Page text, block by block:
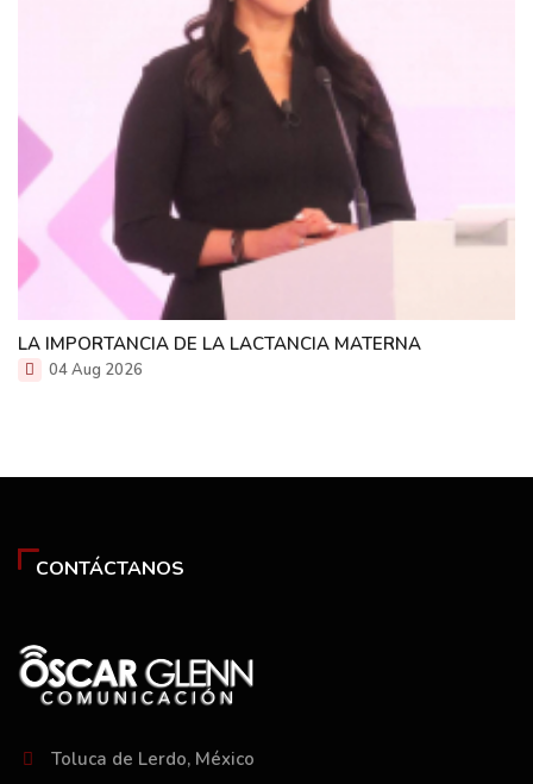
LA IMPORTANCIA DE LA LACTANCIA MATERNA
04 Aug 2026
CONTÁCTANOS
Toluca de Lerdo, México